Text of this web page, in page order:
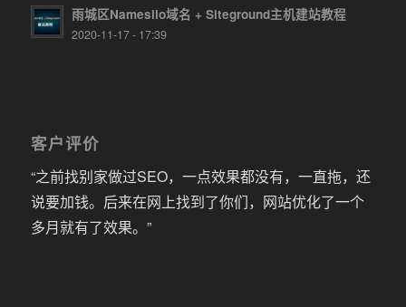
雨城区Namesilo域名 + Siteground主机建站教程
2020-11-17 - 17:39
客户评价
“之前找别家做过SEO，一点效果都没有，一直拖，还
说要加钱。后来在网上找到了你们，网站优化了一个
多月就有了效果。”